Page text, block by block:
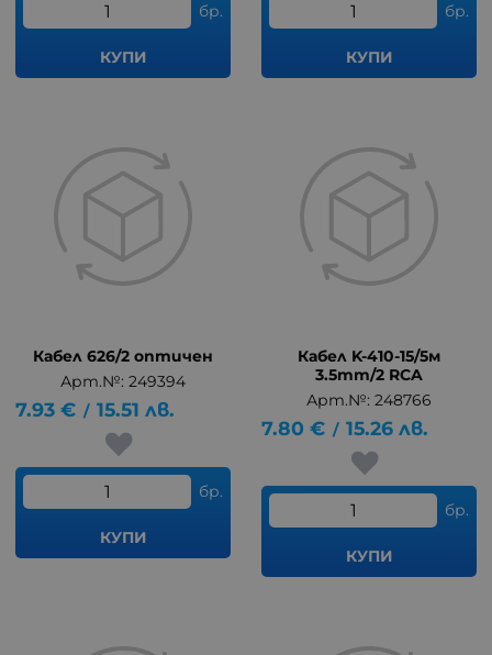
бр.
КУПИ
бр.
КУПИ
Кабел 626/2 оптичен
Арт.№: 249394
7.93 € / 15.51 лв.
бр.
КУПИ
Кабел K-410-15/5м
3.5mm/2 RCA
Арт.№: 248766
7.80 € / 15.26 лв.
бр.
КУПИ